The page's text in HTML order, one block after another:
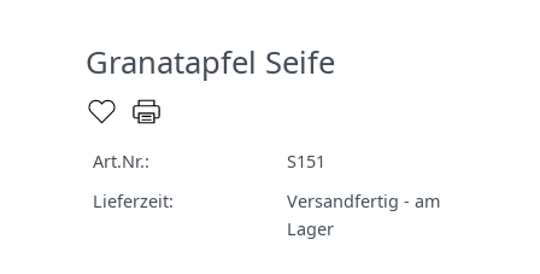
Granatapfel Seife
Art.Nr.:
S151
Lieferzeit:
Versandfertig - am
Lager